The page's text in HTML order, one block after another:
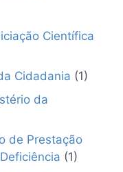
Científica
Cidadania (1)
da
de Prestação
(1)